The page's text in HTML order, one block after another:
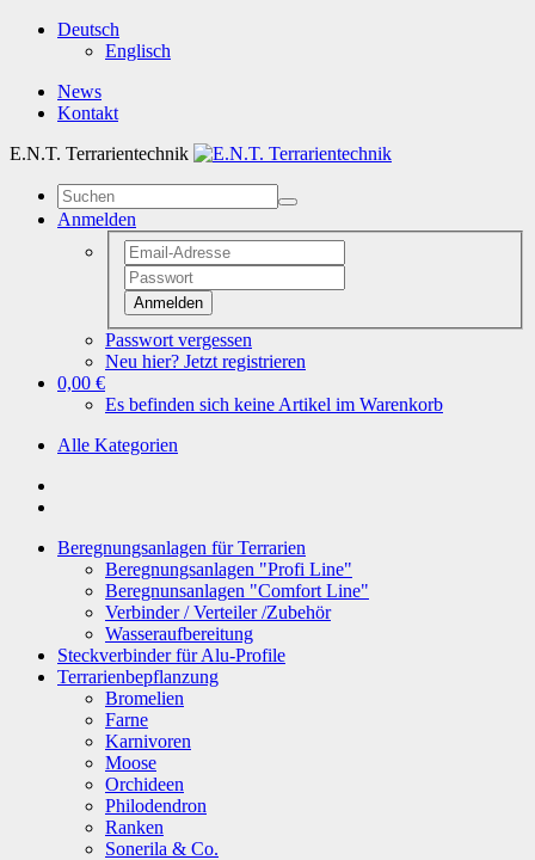
Deutsch
Englisch
News
Kontakt
E.N.T. Terrarientechnik
Anmelden
Anmelden
Passwort vergessen
Neu hier? Jetzt registrieren
0,00 €
Es befinden sich keine Artikel im Warenkorb
Alle Kategorien
Beregnungsanlagen für Terrarien
Beregnungsanlagen "Profi Line"
Beregnunsanlagen "Comfort Line"
Verbinder / Verteiler /Zubehör
Wasseraufbereitung
Steckverbinder für Alu-Profile
Terrarienbepflanzung
Bromelien
Farne
Karnivoren
Moose
Orchideen
Philodendron
Ranken
Sonerila & Co.